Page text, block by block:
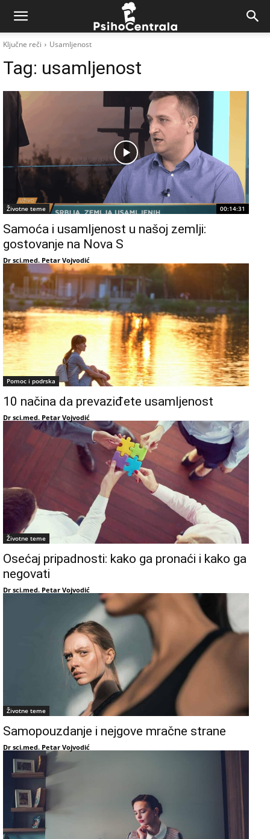
Ključne reči Usamljenost
Tag: usamljenost
Životne teme 00:14:31
Samoća i usamljenost u našoj zemlji:
gostovanje na Nova S
Dr sci.med. Petar Vojvodić
Pomoc i podrska
10 načina da prevaziđete usamljenost
Dr sci.med. Petar Vojvodić
Životne teme
Osećaj pripadnosti: kako ga pronaći i kako ga
negovati
Dr sci.med. Petar Vojvodić
Životne teme
Samopouzdanje i nejgove mračne strane
Dr sci.med. Petar Vojvodić